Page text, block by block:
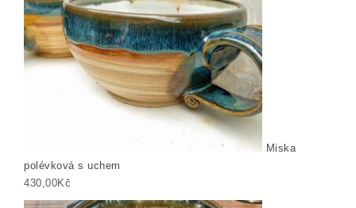
Miska
polévková s uchem
430,00Kč